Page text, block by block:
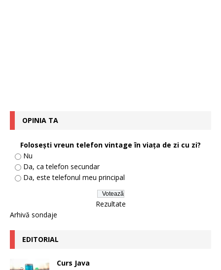
OPINIA TA
Foloseşti vreun telefon vintage în viaţa de zi cu zi?
Nu
Da, ca telefon secundar
Da, este telefonul meu principal
Rezultate
Arhivă sondaje
EDITORIAL
Curs Java